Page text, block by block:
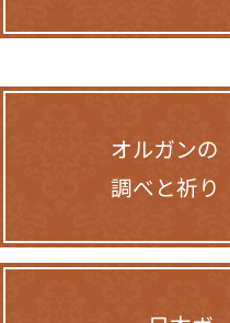
オルガンの
調べと祈り